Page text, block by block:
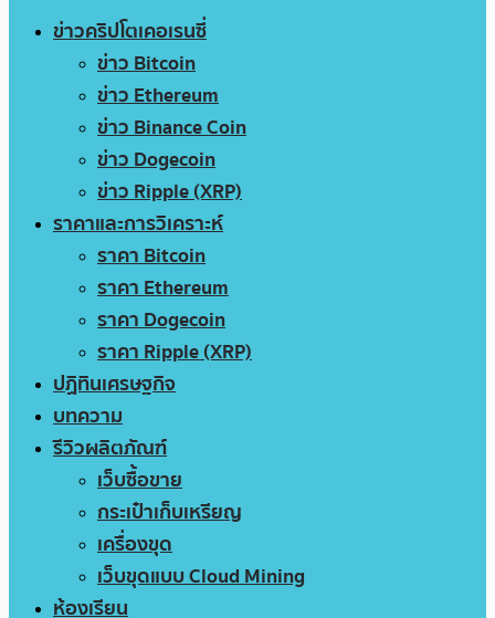
ข่าวคริปโตเคอเรนซี่
ข่าว Bitcoin
ข่าว Ethereum
ข่าว Binance Coin
ข่าว Dogecoin
ข่าว Ripple (XRP)
ราคาและการวิเคราะห์
ราคา Bitcoin
ราคา Ethereum
ราคา Dogecoin
ราคา Ripple (XRP)
ปฏิทินเศรษฐกิจ
บทความ
รีวิวผลิตภัณฑ์
เว็บซื้อขาย
กระเป๋าเก็บเหรียญ
เครื่องขุด
เว็บขุดแบบ Cloud Mining
ห้องเรียน